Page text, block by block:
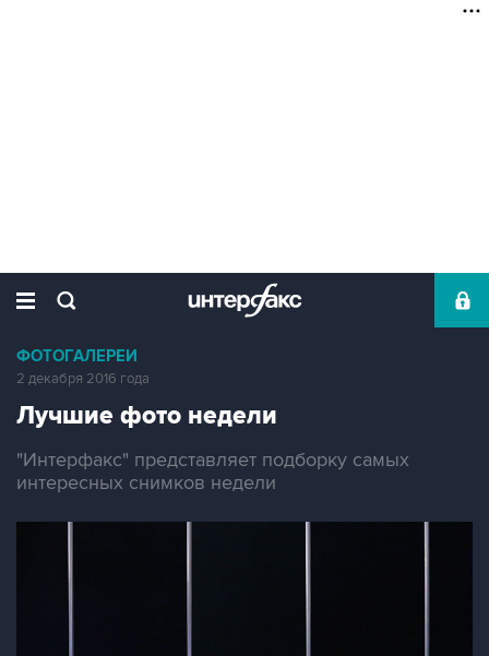
ФОТОГАЛЕРЕИ
2 декабря 2016 года
Лучшие фото недели
"Интерфакс" представляет подборку самых
интересных снимков недели